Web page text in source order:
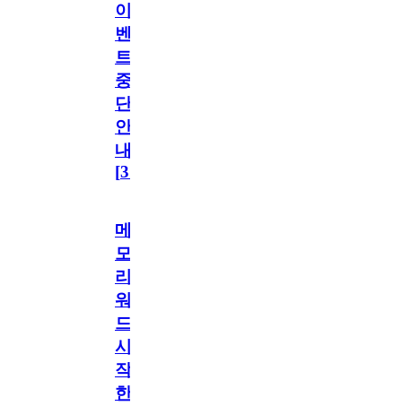
이
벤
트
중
단
안
내
[31
메
모
리
워
드
시
작
한